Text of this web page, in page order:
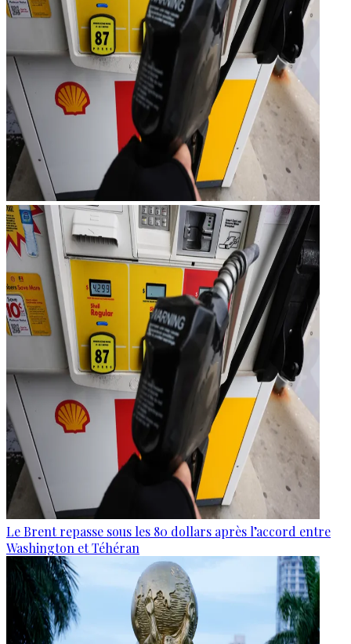
Le Brent repasse sous les 80 dollars après l’accord entre
Washington et Téhéran